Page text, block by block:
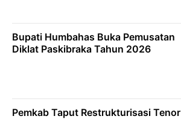
Bupati Humbahas Buka Pemusatan
Diklat Paskibraka Tahun 2026
Pemkab Taput Restrukturisasi Tenor